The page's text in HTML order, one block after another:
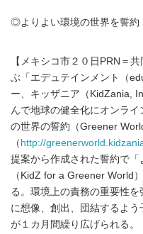
◎よりよい環境の世界を誓
【メキシコ市２０日PRN＝
ぶ「エデュテインメント（
ー、キッザニア（KidZania,
んで地球の健全化にオンラ
の世界の誓約（Greener
（ http://
提案から作成された誓約で
（KidZ for a Greener World
る。環境上の責務の重要性
に想像、創出、団結するよ
が１カ月間繰り広げられる。